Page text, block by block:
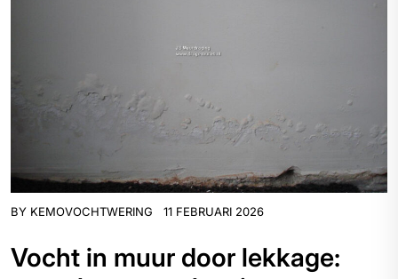
BY KEMOVOCHTWERING 11 FEBRUARI 2026
Vocht in muur door lekkage: